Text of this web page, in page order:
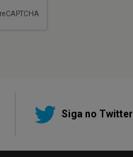
Siga no Twitter